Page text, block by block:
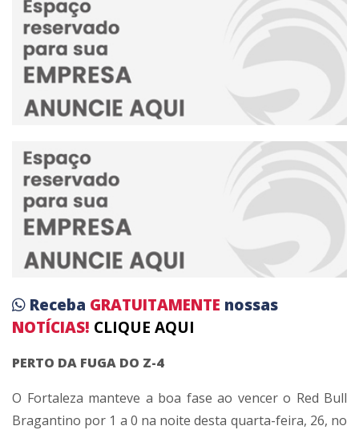
Receba GRATUITAMENTE nossas
NOTÍCIAS! CLIQUE AQUI
PERTO DA FUGA DO Z-4
O Fortaleza manteve a boa fase ao vencer o Red Bull
Bragantino por 1 a 0 na noite desta quarta-feira, 26, no